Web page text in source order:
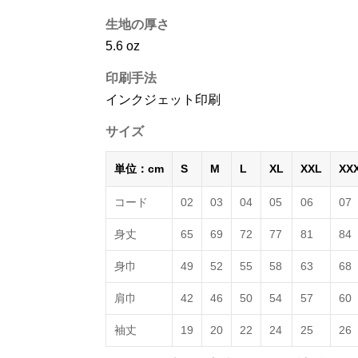
生地の厚さ
5.6 oz
印刷手法
インクジェット印刷
サイズ
単位：cm S M L XL XXL
コード 02 03 04 05 06 07
身丈 65 69 72 77 81 84
身巾 49 52 55 58 63 68
肩巾 42 46 50 54 57 60
袖丈 19 20 22 24 25 26